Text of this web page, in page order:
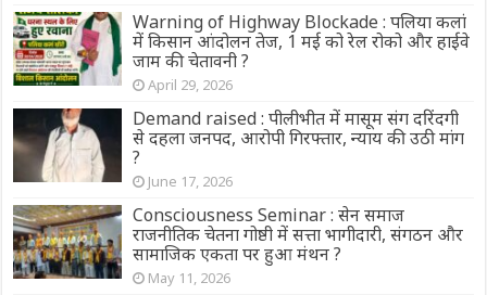
Warning of Highway Blockade : पलिया कलां
में किसान आंदोलन तेज, 1 मई को रेल रोको और हाईवे
जाम की चेतावनी ?
April 29, 2026
Demand raised : पीलीभीत में मासूम संग दरिंदगी
से दहला जनपद, आरोपी गिरफ्तार, न्याय की उठी मांग
?
June 17, 2026
Consciousness Seminar : सेन समाज
राजनीतिक चेतना गोष्ठी में सत्ता भागीदारी, संगठन और
सामाजिक एकता पर हुआ मंथन ?
May 11, 2026